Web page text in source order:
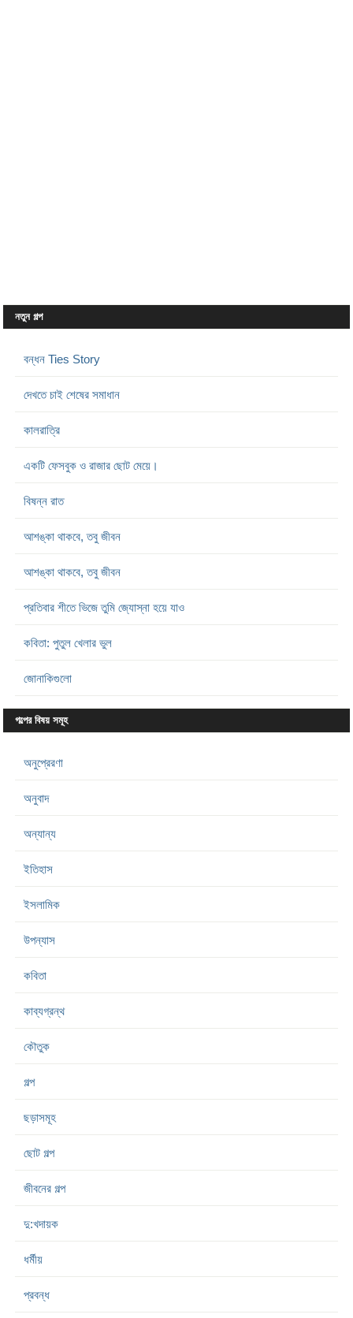
নতুন গল্প
বন্ধন Ties Story
দেখতে চাই শেষের সমাধান
কালরাত্রি
একটি ফেসবুক ও রাজার ছোট মেয়ে।
বিষন্ন রাত
আশঙ্কা থাকবে, তবু জীবন
আশঙ্কা থাকবে, তবু জীবন
প্রতিবার শীতে ভিজে তুমি জ্যোস্না হয়ে যাও
কবিতা: পুতুল খেলার ভুল
জোনাকিগুলো
গল্পের বিষয় সমূহ
অনুপ্রেরণা
অনুবাদ
অন্যান্য
ইতিহাস
ইসলামিক
উপন্যাস
কবিতা
কাব্যগ্রন্থ
কৌতুক
গল্প
ছড়াসমূহ
ছোট গল্প
জীবনের গল্প
দু:খদায়ক
ধর্মীয়
প্রবন্ধ